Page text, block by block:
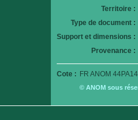
Territoire :
Type de document :
Support et dimensions :
Provenance :
Cote : FR ANOM
© ANOM sous